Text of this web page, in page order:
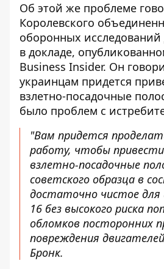
Об этой же проблеме
Королевского
оборонных
в докладе,
Business Insider. Он
украинцам придется
взлетно-посадочные
было проблем с
"Вам придется
работу, чтобы
взлетно-посадочные
советского образца в
достаточно чистое для
16 без высокого риска
обломков посторонних
повреждения
Бронк.